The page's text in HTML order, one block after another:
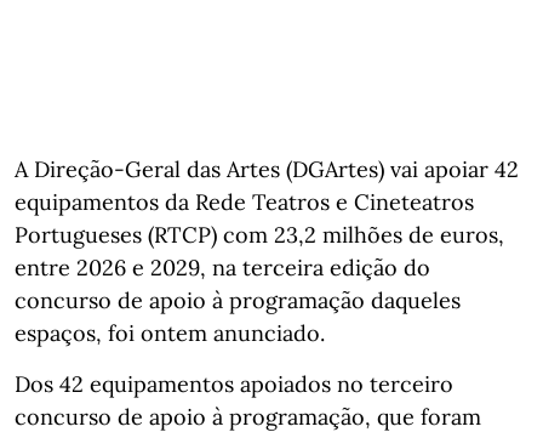
A Direção-Geral das Artes (DGArtes) vai apoiar 42
equipamentos da Rede Teatros e Cineteatros
Portugueses (RTCP) com 23,2 milhões de euros,
entre 2026 e 2029, na terceira edição do
concurso de apoio à programação daqueles
espaços, foi ontem anunciado.
Dos 42 equipamentos apoiados no terceiro
concurso de apoio à programação, que foram